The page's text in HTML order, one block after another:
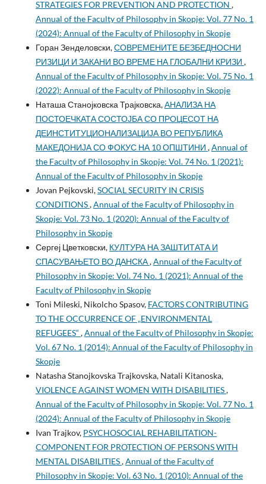
STRATEGIES FOR PREVENTION AND PROTECTION ,
Annual of the Faculty of Philosophy in Skopje: Vol. 77 No. 1
(2024): Annual of the Faculty of Philosophy in Skopje
Горан Зенделовски,СОВРЕМЕНИТЕ БЕЗБЕДНОСНИ
РИЗИЦИ И ЗАКАНИ ВО ВРЕМЕ НА ГЛОБАЛНИ КРИЗИ ,
Annual of the Faculty of Philosophy in Skopje: Vol. 75 No. 1
(2022): Annual of the Faculty of Philosophy in Skopje
Наташа Станојковска Трајковска,АНАЛИЗА НА
ПОСТОЕЧКАТА СОСТОЈБА СО ПРОЦЕСОТ НА
ДЕИНСТИТУЦИОНАЛИЗАЦИЈА ВО РЕПУБЛИКА
МАКЕДОНИЈА СО ФОКУС НА 10 ОПШТИНИ ,Annual of
the Faculty of Philosophy in Skopje: Vol. 74 No. 1 (2021):
Annual of the Faculty of Philosophy in Skopje
Jovan Pejkovski,SOCIAL SECURITY IN CRISIS
CONDITIONS,Annual of the Faculty of Philosophy in
Skopje: Vol. 73 No. 1 (2020): Annual of the Faculty of
Philosophy in Skopje
Сергеј Цветковски, КУЛТУРА НА ЗАШТИТАТА И
СПАСУВАЊЕТО ВО ДАНСКА,Annual of the Faculty of
Philosophy in Skopje: Vol. 74 No. 1 (2021): Annual of the
Faculty of Philosophy in Skopje
Toni Mileski, Nikolcho Spasov, FACTORS CONTRIBUTING
TO THE OCCURRENCE OF „ENVIRONMENTAL
REFUGEES“ ,Annual of the Faculty of Philosophy in Skopje:
Vol. 67 No. 1 (2014): Annual of the Faculty of Philosophy in
Skopje
Natasha Stanojkovska Trajkovska, Natali Kitanoska,
VIOLENCE AGAINST WOMEN WITH DISABILITIES,
Annual of the Faculty of Philosophy in Skopje: Vol. 77 No. 1
(2024): Annual of the Faculty of Philosophy in Skopje
Ivan Trajkov, PSYCHOSOCIAL REHABILITATION-
COMPONENT FOR PROTECTION OF PERSONS WITH
MENTAL DISABILITIES,Annual of the Faculty of
Philosophy in Skopje: Vol. 63 No. 1 (2010): Annual of the